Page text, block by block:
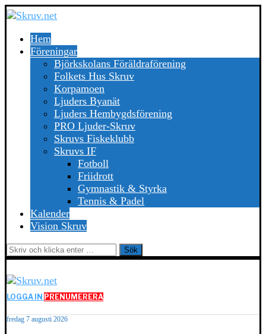
Hem
Föreningar
Björkskolans Föräldraförening
Folkets Hus Skruv
Korpamoen
Ljuders Byanät
Ljuders Hembygdsförening
PRO Ljuder-Skruv
Skruvs Fiskeklubb
Skruvs IF
Fotboll
Friidrott
Gymnastik & Styrka
Tennis & Padel
Kalender
Vision Skruv
Sök
LOGGA IN PRENUMERERA
fredag 7 augusti 2026